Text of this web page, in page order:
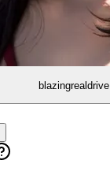
blazingrealdrive